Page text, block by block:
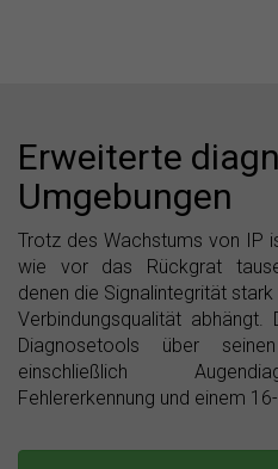
Erweiterte
Umgebungen
Trotz des Wachstums von IP
wie vor das Rückgrat
denen die Signalintegrität
Verbindungsqualität
Diagnosetools über
einschließlich
Fehlererkennung und einem